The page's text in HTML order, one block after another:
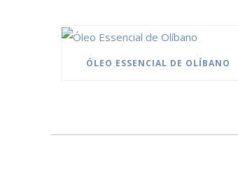
ÓLEO ESSENCIAL DE OLÍBANO